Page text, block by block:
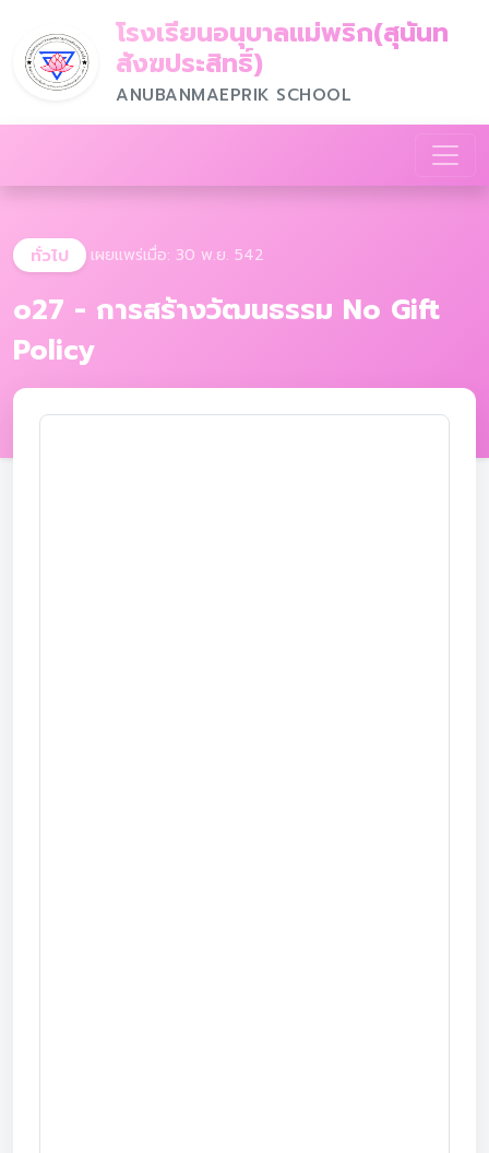
โรงเรียนอนุบาลแม่พริก(สุนันท
สังฆประสิทธิ์)
ANUBANMAEPRIK SCHOOL
ทั่วไป เผยแพร่เมื่อ: 30 พ.ย. 542
o27 - การสร้างวัฒนธรรม No Gift
Policy